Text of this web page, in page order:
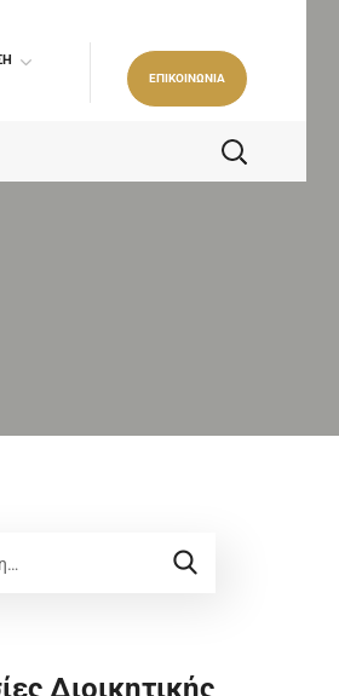
ΕΠΙΚΟΙΝΩΝΙΑ
Διοικητικής